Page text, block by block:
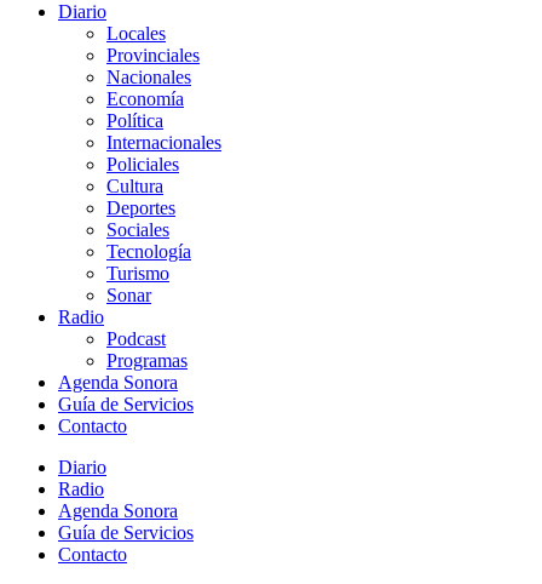
Diario
Locales
Provinciales
Nacionales
Economía
Política
Internacionales
Policiales
Cultura
Deportes
Sociales
Tecnología
Turismo
Sonar
Radio
Podcast
Programas
Agenda Sonora
Guía de Servicios
Contacto
Diario
Radio
Agenda Sonora
Guía de Servicios
Contacto